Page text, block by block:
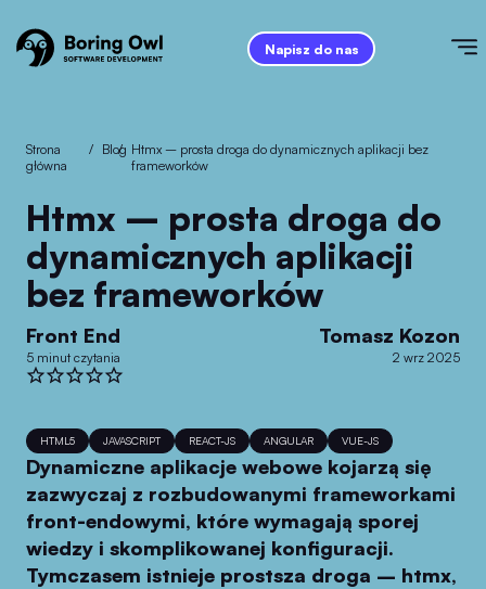
Napisz do nas
Strona
główna
/ Blog
/
htmx – prosta droga do dynamicznych aplikacji bez
frameworków
htmx – prosta droga do
dynamicznych aplikacji
bez frameworków
Front End
5 minut czytania
Tomasz Kozon
2 wrz 2025
HTML5 JAVASCRIPT REACT-JS ANGULAR VUE-JS
Dynamiczne aplikacje webowe kojarzą się
zazwyczaj z rozbudowanymi frameworkami
front-endowymi, które wymagają sporej
wiedzy i skomplikowanej konfiguracji.
Tymczasem istnieje prostsza droga – htmx,